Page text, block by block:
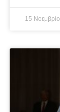
15